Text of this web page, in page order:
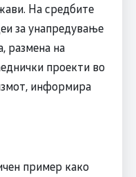
На средбите
за унапредување
размена на
проекти во
информира
пример како